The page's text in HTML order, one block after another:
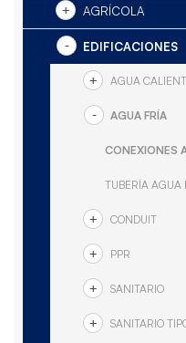
AGRÍCOLA
EDIFICACIONES
AGUA
AGUA FRÍA
CONEXIONES
TUBERÍA AGUA
CONDUIT
PPR
SANITARIO
SANITARIO